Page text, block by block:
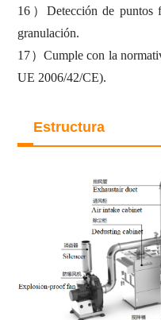
16 ）Detección de puntos
granulación.
17） Cumple con la
UE 2006/42/CE).
Estructura